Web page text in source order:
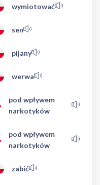
wymiotować
sen
pijany
werwa
pod wpływem
narkotyków
pod wpływem
narkotyków
zabić